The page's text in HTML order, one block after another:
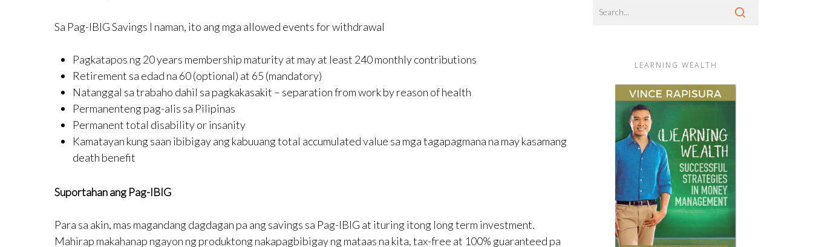
Sa Pag-IBIG Savings I naman, ito ang mga allowed events for withdrawal
Pagkatapos ng 20 years membership maturity at may at least 240 monthly contributions
Retirement sa edad na 60 (optional) at 65 (mandatory)
Natanggal sa trabaho dahil sa pagkakasakit – separation from work by reason of health
Permanenteng pag-alis sa Pilipinas
Permanent total disability or insanity
Kamatayan kung saan ibibigay ang kabuuang total accumulated value sa mga tagapagmana na may kasamang
death benefit
Suportahan ang Pag-IBIG
Para sa akin, mas magandang dagdagan pa ang savings sa Pag-IBIG at ituring itong long term investment.
Mahirap makahanap ngayon ng produktong nakapagbibigay ng mataas na kita, tax-free at 100% guaranteed pa
LEARNING WEALTH